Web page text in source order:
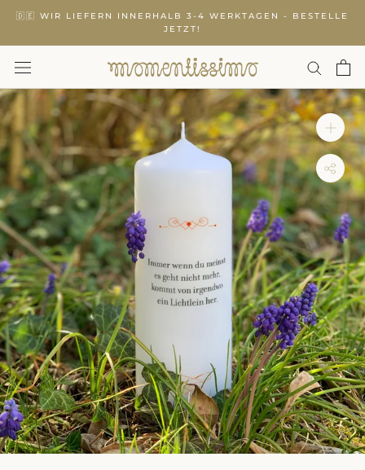
Zurück
Inhalt
🇩🇪 WIR LIEFERN INNERHALB 3-4 WERKTAGEN - BESTELLE
JETZT!